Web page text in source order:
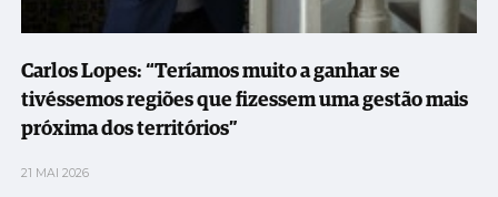
Carlos Lopes: “Teríamos muito a ganhar se
tivéssemos regiões que fizessem uma gestão mais
próxima dos territórios”
21 MAI 2026